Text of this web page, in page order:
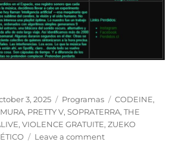
3, 2025 Categories
Programas Tags
CODEINE,
, PRETTY V,SOPRATERRA,THE
,VIOLENCE GRATUITE,ZUEKO
Leave a commenton